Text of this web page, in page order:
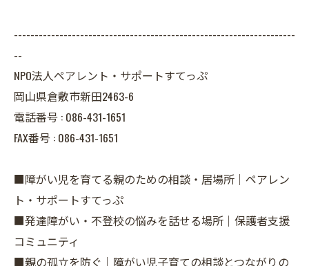
--------------------------------------------------------------------
--
NPO法人ペアレント・サポートすてっぷ
岡山県倉敷市新田2463-6
電話番号 : 086-431-1651
FAX番号 : 086-431-1651
■障がい児を育てる親のための相談・居場所｜ペアレン
ト・サポートすてっぷ
■発達障がい・不登校の悩みを話せる場所｜保護者支援
コミュニティ
■親の孤立を防ぐ｜障がい児子育ての相談とつながりの